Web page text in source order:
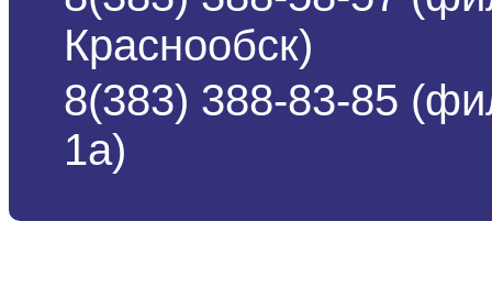
Краснообск)
8(383) 388-83-85
1а)